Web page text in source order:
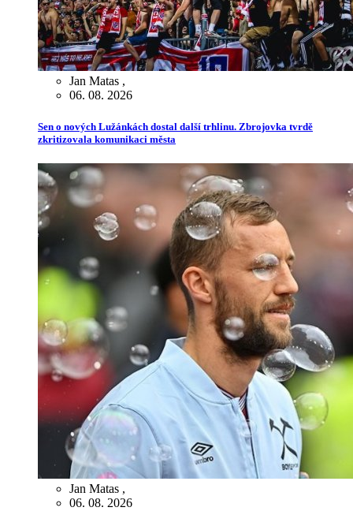
Jan Matas ,
06. 08. 2026
Sen o nových Lužánkách dostal další trhlinu. Zbrojovka tvrdě
zkritizovala komunikaci města
Jan Matas ,
06. 08. 2026